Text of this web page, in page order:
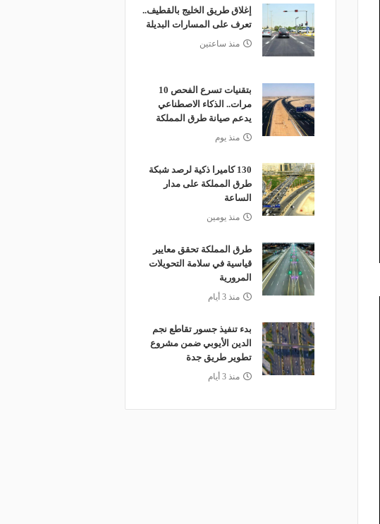
إغلاق طريق الخليج بالقطيف..
تعرف على المسارات البديلة
منذ ساعتين
بتقنيات تسرع الفحص 10
مرات.. الذكاء الاصطناعي
يدعم صيانة طرق المملكة
منذ يوم
130 كاميرا ذكية لرصد شبكة
طرق المملكة على مدار
الساعة
منذ يومين
طرق المملكة تحقق معايير
قياسية في سلامة التحويلات
المرورية
منذ 3 أيام
بدء تنفيذ جسور تقاطع نجم
الدين الأيوبي ضمن مشروع
تطوير طريق جدة
منذ 3 أيام